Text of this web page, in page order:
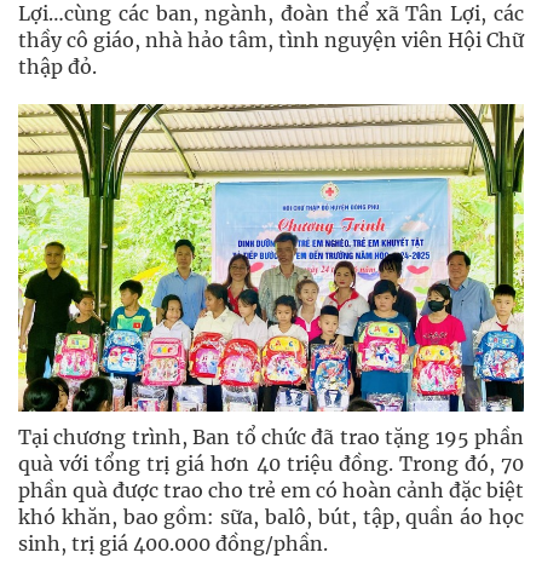
Lợi…cùng các ban, ngành, đoàn thể xã Tân Lợi, các
thầy cô giáo, nhà hảo tâm, tình nguyện viên Hội Chữ
thập đỏ.
Tại chương trình, Ban tổ chức đã trao tặng 195 phần
quà với tổng trị giá hơn 40 triệu đồng. Trong đó, 70
phần quà được trao cho trẻ em có hoàn cảnh đặc biệt
khó khăn, bao gồm: sữa, balô, bút, tập, quần áo học
sinh, trị giá 400.000 đồng/phần.